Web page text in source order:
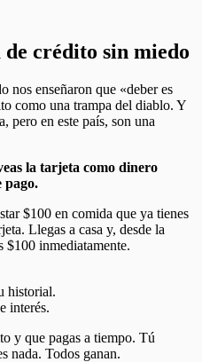
crédito sin miedo
nos enseñaron que «deber es
como una trampa del diablo. Y
pero en este país, son una
la tarjeta como dinero
pago.
$100 en comida que ya tienes
Llegas a casa y, desde la
$100 inmediatamente.
historial.
interés.
y que pagas a tiempo. Tú
nada. Todos ganan.